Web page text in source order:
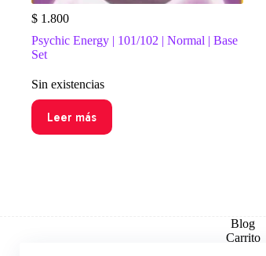
$ 1.800
Psychic Energy | 101/102 | Normal | Base
Set
Sin existencias
Leer más
Blog
Carrito